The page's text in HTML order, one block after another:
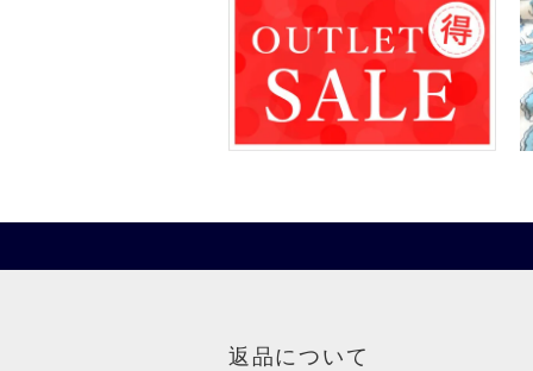
返品について